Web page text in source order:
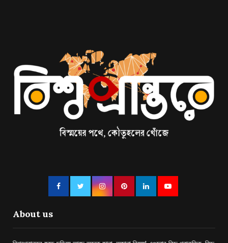
About us